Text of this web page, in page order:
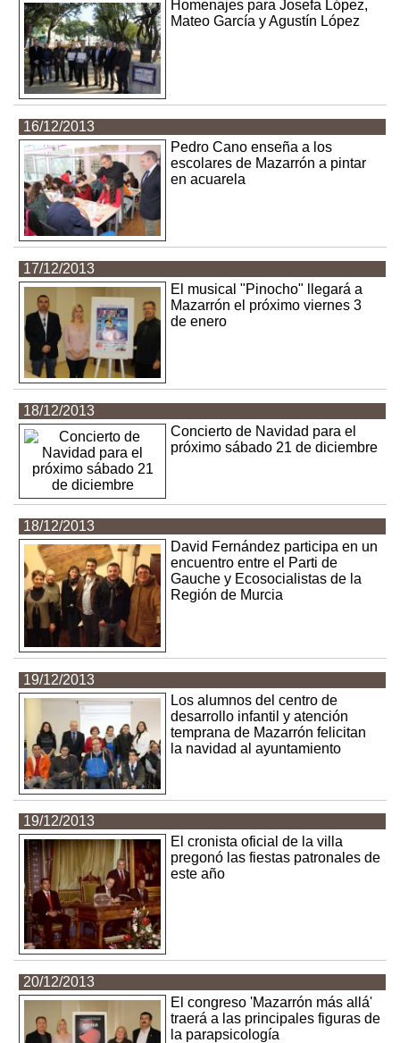
Homenajes para Josefa López,
Mateo García y Agustín López
16/12/2013
Pedro Cano enseña a los
escolares de Mazarrón a pintar
en acuarela
17/12/2013
El musical "Pinocho" llegará a
Mazarrón el próximo viernes 3
de enero
18/12/2013
Concierto de Navidad para el
próximo sábado 21 de diciembre
18/12/2013
David Fernández participa en un
encuentro entre el Parti de
Gauche y Ecosocialistas de la
Región de Murcia
19/12/2013
Los alumnos del centro de
desarrollo infantil y atención
temprana de Mazarrón felicitan
la navidad al ayuntamiento
19/12/2013
El cronista oficial de la villa
pregonó las fiestas patronales de
este año
20/12/2013
El congreso 'Mazarrón más allá'
traerá a las principales figuras de
la parapsicología